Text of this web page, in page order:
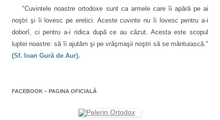
e
a
s
t
r
ă
n
o
u
ă
e
"Cuvintele noastre ortodoxe sunt ca armele care îi apără pe ai
noştri şi îi lovesc pe eretici. Aceste cuvinte nu îi lovesc pentru a-i
doborî, ci pentru a-i ridica după ce au căzut. Acesta este scopul
luptei noastre: să îi ajutăm şi pe vrăşmaşii noştri să se mântuiască."
(Sf. Ioan Gură de Aur).
FACEBOOK – PAGINA OFICIALĂ